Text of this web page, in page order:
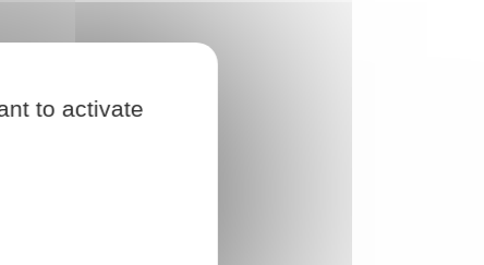
to activate